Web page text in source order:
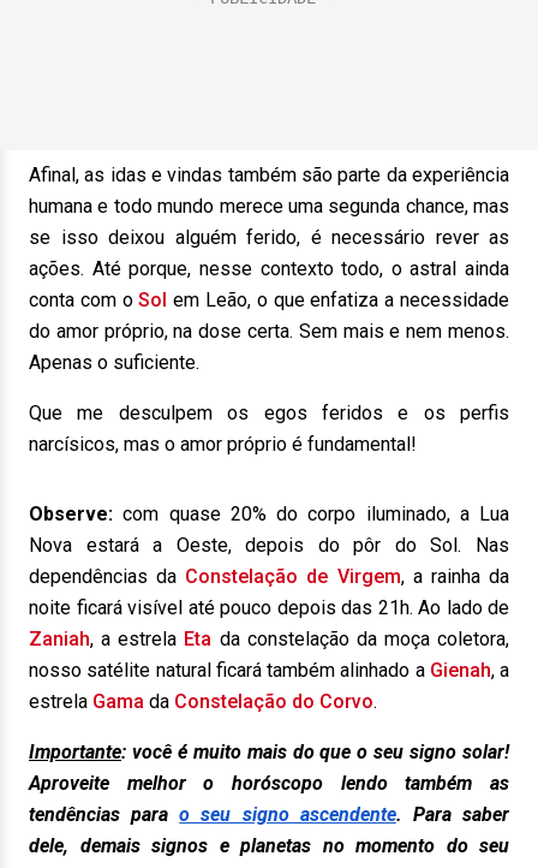
Afinal, as idas e vindas também são parte da experiência
humana e todo mundo merece uma segunda chance, mas
se isso deixou alguém ferido, é necessário rever as
ações. Até porque, nesse contexto todo, o astral ainda
conta com oSol em Leão, o que enfatiza a necessidade
do amor próprio, na dose certa. Sem mais e nem menos.
Apenas o suficiente.
Que me desculpem os egos feridos e os perfis
narcísicos, mas o amor próprio é fundamental!
Observe: com quase 20% do corpo iluminado, a Lua
Nova estará a Oeste, depois do pôr do Sol. Nas
dependências da Constelação de Virgem, a rainha da
noite ficará visível até pouco depois das 21h. Ao lado de
Zaniah, a estrela Eta da constelação da moça coletora,
nosso satélite natural ficará também alinhado a Gienah, a
estrela Gama da Constelação do Corvo.
Importante: você é muito mais do que o seu signo solar!
Aproveite melhor o horóscopo lendo também as
tendências parao seu signo ascendente. Para saber
dele, demais signos e planetas no momento do seu